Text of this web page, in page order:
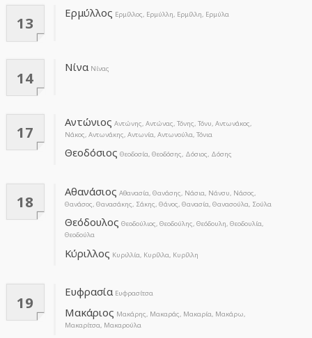
13
Ερμύλλος Ερμίλλος, Ερμύλλη, Ερμίλλη, Ερμύλα
14
Νίνα Νίνας
17
Αντώνιος Αντώνης, Αντώνας, Τόνης, Τόνυ, Αντωνάκος,
Νάκος, Αντωνάκης, Αντωνία, Αντωνούλα, Τόνια
Θεοδόσιος Θεοδοσία, Θεοδόσης, Δόσιος, Δόσης
18
Αθανάσιος Αθανασία, Θανάσης, Νάσια, Νάνσυ, Νάσος,
Θανάσος, Θανασάκης, Σάκης, Θάνος, Θανασία, Θανασούλα, Σούλα
Θεόδουλος Θεοδούλιος, Θεοδούλης, Θεόδουλη, Θεοδουλία,
Θεοδούλα
Κύριλλος Κυριλλία, Κυρίλλα, Κυρίλλη
19
Ευφρασία Ευφρασίτσα
Μακάριος Μακάρης, Μακαράς, Μακαρία, Μακάρω,
Μακαρίτσα, Μακαρούλα